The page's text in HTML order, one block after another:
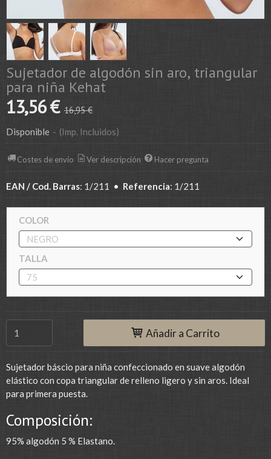
Sujetador de algodón sin aro, triangular
para niña Kehat
13,56 € 16,95 €
Disponible - (Imp. Incluidos)
Costes de envío Ver descripción Hacer pregunta
EAN / Cod. Barras: 1/211 • Referencia: 1/211
COLOR
TALLA
Añadir a Carrito
Sujetador báscio para niña confeccionado en suave algodón
elástico con copa triangular de relleno ligero y sin aros. Ideal
para primera puesta.
Composición:
95% algodón 5 % Elastano.